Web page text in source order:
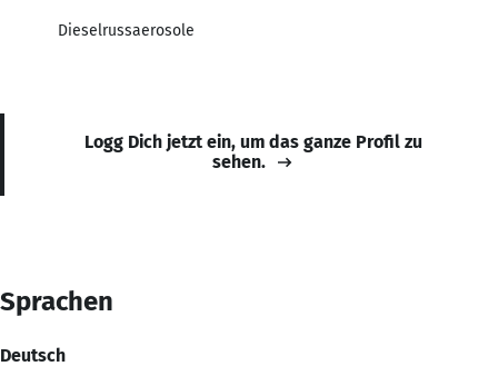
Dieselrussaerosole
Logg Dich jetzt ein, um das ganze Profil zu
sehen.
Sprachen
Deutsch